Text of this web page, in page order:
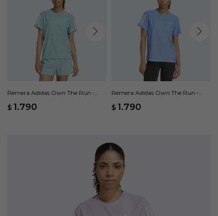
Remera Adidas Own The Run -
$ 1.790
Remera Adidas Own The Run -
$ 1.790